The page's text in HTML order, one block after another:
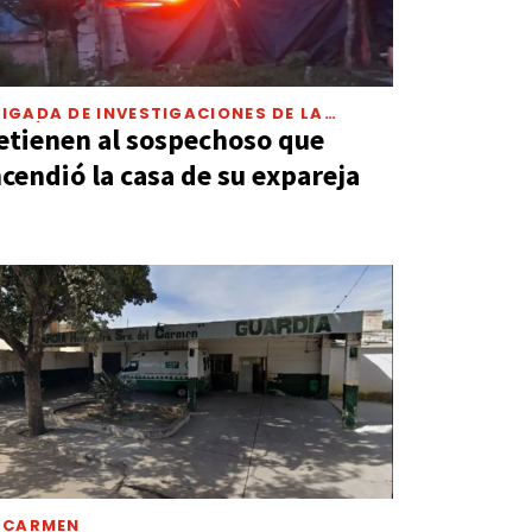
DE INVESTIGACIONES DE LA
al sospechoso que
la casa de su expareja